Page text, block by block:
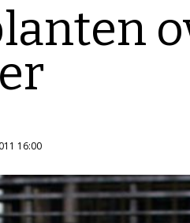
16:00